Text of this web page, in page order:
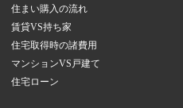
住まい購入の流れ
賃貸VS持ち家
住宅取得時の諸費用
マンションVS戸建て
住宅ローン